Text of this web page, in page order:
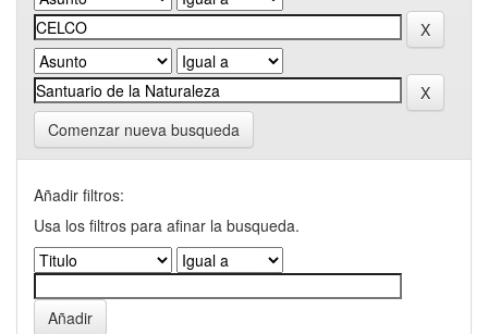
Comenzar nueva busqueda
Añadir filtros:
Usa los filtros para afinar la busqueda.